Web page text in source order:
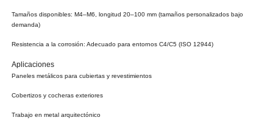
Tamaños disponibles: M4–M6, longitud 20–100 mm (tamaños personalizados bajo
demanda)
Resistencia a la corrosión: Adecuado para entornos C4/C5 (ISO 12944)
Aplicaciones
Paneles metálicos para cubiertas y revestimientos
Cobertizos y cocheras exteriores
Trabajo en metal arquitectónico